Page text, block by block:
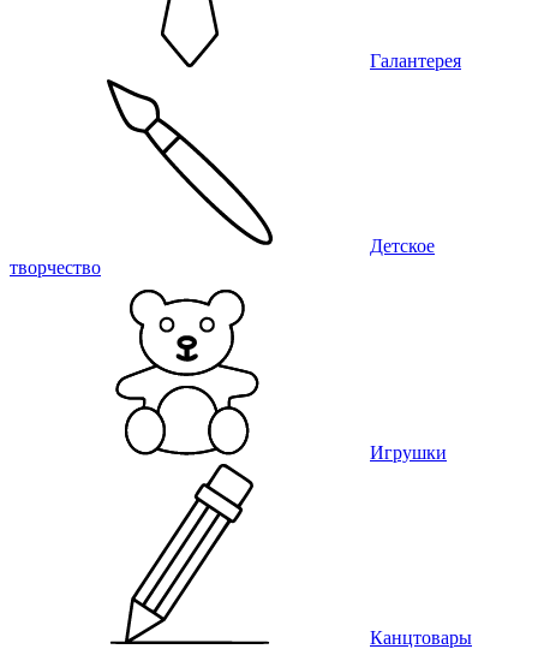
Галантерея
Детское
творчество
Игрушки
Канцтовары